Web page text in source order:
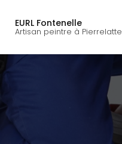
contenu
EURL Fontenelle
Artisan peintre à Pierrelatte